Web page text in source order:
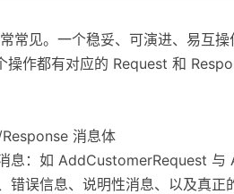
常见。一个稳妥、可演进、易互
操作都有对应的 Request 和
消息体
息：如 AddCustomerRequest 与
错误信息、说明性消息、以及真